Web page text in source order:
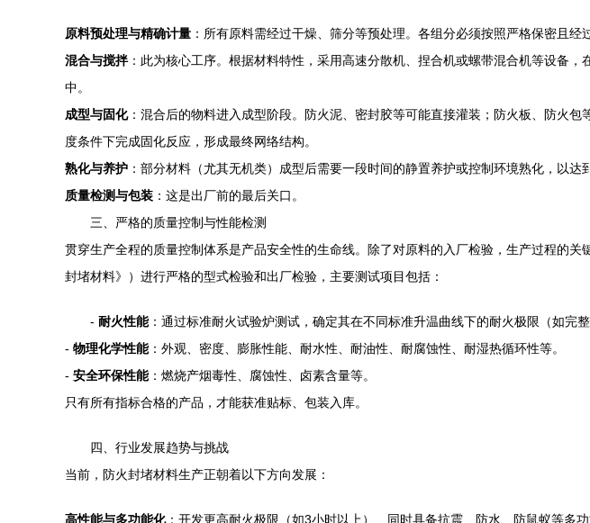
原料预处理与精确计量 ：所有原料需经过干燥、筛分等预处理。各组分必须按照严格保密且
混合与搅拌：此为核心工序。根据材料特性，采用高速分散机、捏合机或螺带混合机等设备
中。
成型与固化：混合后的物料进入成型阶段。防火泥、密封胶等可能直接灌装；防火板、防火
度条件下完成固化反应，形成最终网络结构。
熟化与养护 ：部分材料（尤其无机类）成型后需要一段时间的静置养护或控制环境熟化，以达
质量检测与包装 ：这是出厂前的最后关口。
三、严格的质量控制与性能检测
贯穿生产全程的质量控制体系是产品安全性的生命线。除了对原料的入厂检验，生产过程的
封堵材料》）进行严格的型式检验和出厂检验，主要测试项目包括：
- 耐火性能：通过标准耐火试验炉测试，确定其在不同标准升温曲线下的耐火极限（如完整
- 物理化学性能：外观、密度、膨胀性能、耐水性、耐油性、耐腐蚀性、耐湿热循环性等。
- 安全环保性能：燃烧产烟毒性、腐蚀性、卤素含量等。
只有所有指标合格的产品，才能获准贴标、包装入库。
四、行业发展趋势与挑战
当前，防火封堵材料生产正朝着以下方向发展：
高性能与多功能化：开发更高耐火极限（如3小时以上）、同时具备抗震、防水、防鼠蚁等多功